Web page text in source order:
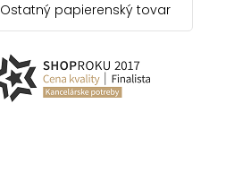
Ostatný papierenský tovar